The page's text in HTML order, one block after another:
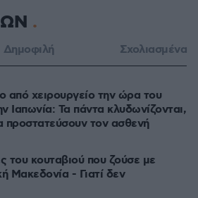
Δημοφιλή Σχολιασμένα
από χειρουργείο την ώρα του
Ιαπωνία: Τα πάντα κλυδωνίζονται,
τον ασθενή
του κουταβιού που ζούσε με
Μακεδονία - Γιατί δεν